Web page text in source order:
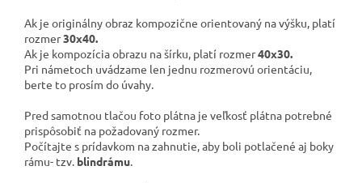
Ak je originálny obraz kompozične orientovaný na výšku, platí
rozmer30x40.
Ak je kompozícia obrazu na šírku, platí rozmer40x30.
Pri námetoch uvádzame len jednu rozmerovú orientáciu,
berte to prosím do úvahy.
Pred samotnou tlačou foto plátna je veľkosť plátna potrebné
prispôsobiť na požadovaný rozmer.
Počítajte s prídavkom na zahnutie, aby boli potlačené aj boky
rámu- tzv. blindrámu.